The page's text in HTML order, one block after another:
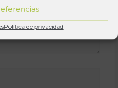
Política de privacidad